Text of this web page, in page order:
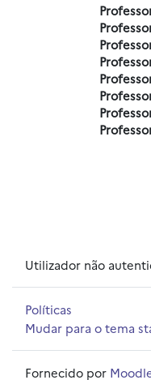
Utilizador não
Políticas
Mudar para o tema
Fornecido por